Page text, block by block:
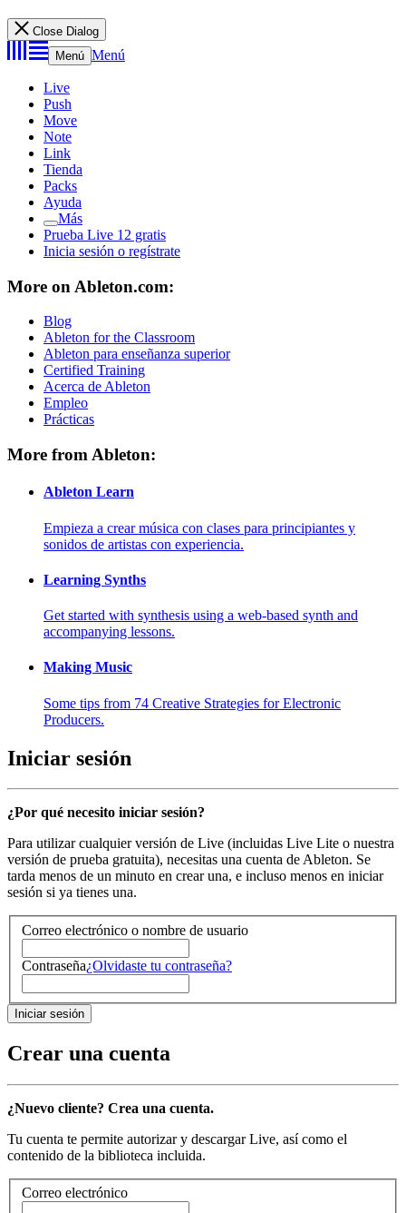
Close Dialog
Menú Menú
Live
Push
Move
Note
Link
Tienda
Packs
Ayuda
Más
Prueba Live 12 gratis
Inicia sesión o regístrate
More on Ableton.com:
Blog
Ableton for the Classroom
Ableton para enseñanza superior
Certified Training
Acerca de Ableton
Empleo
Prácticas
More from Ableton:
Ableton Learn
Empieza a crear música con clases para principiantes y
sonidos de artistas con experiencia.
Learning Synths
Get started with synthesis using a web-based synth and
accompanying lessons.
Making Music
Some tips from 74 Creative Strategies for Electronic
Producers.
Iniciar sesión
¿Por qué necesito iniciar sesión?
Para utilizar cualquier versión de Live (incluidas Live Lite o nuestra
versión de prueba gratuita), necesitas una cuenta de Ableton. Se
tarda menos de un minuto en crear una, e incluso menos en iniciar
sesión si ya tienes una.
Correo electrónico o nombre de usuario
Contraseña¿Olvidaste tu contraseña?
Crear una cuenta
¿Nuevo cliente? Crea una cuenta.
Tu cuenta te permite autorizar y descargar Live, así como el
contenido de la biblioteca incluida.
Correo electrónico